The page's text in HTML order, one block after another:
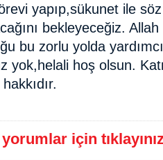
yapıp,sükunet ile
bekleyeceğiz.
bu zorlu yolda
yok,helali hoş olsun.
için